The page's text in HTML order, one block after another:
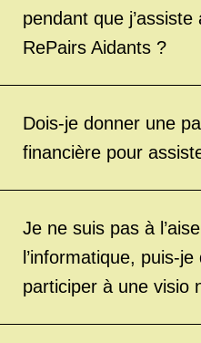
pendant que
RePairs Aidants ?
Dois-je donner une
financière pour
Je ne suis pas à
l’informatique, puis-
participer à une visio